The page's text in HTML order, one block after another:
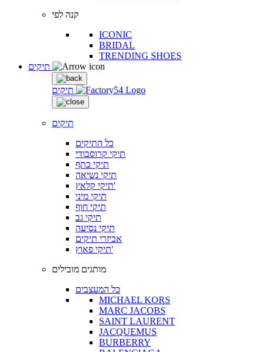
קנה לפי
ICONIC
BRIDAL
TRENDING SHOES
תיקים
תיקים
כל התיקים
תיקי קרוסבודי
תיקי כתף
תיקי נשיאה
תיקי קלאץ'
תיקי מיני
תיקי חוף
תיקי גב
תיקי נסיעה
אביזרי תיקים
תיקי פאוץ'
מותגים מובילים
כל המעצבים
MICHAEL KORS
MARC JACOBS
SAINT LAURENT
JACQUEMUS
BURBERRY